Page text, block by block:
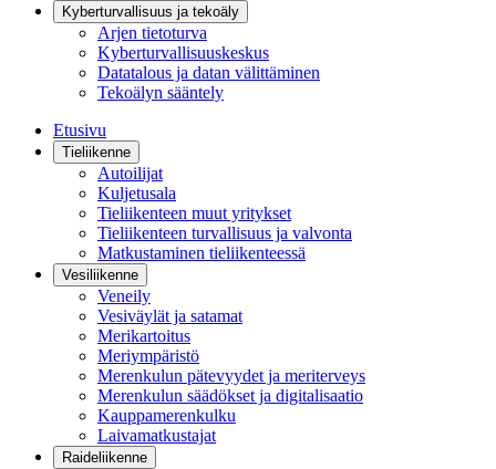
Kyberturvallisuus ja tekoäly
Arjen tietoturva
Kyberturvallisuuskeskus
Datatalous ja datan välittäminen
Tekoälyn sääntely
Etusivu
Tieliikenne
Autoilijat
Kuljetusala
Tieliikenteen muut yritykset
Tieliikenteen turvallisuus ja valvonta
Matkustaminen tieliikenteessä
Vesiliikenne
Veneily
Vesiväylät ja satamat
Merikartoitus
Meriympäristö
Merenkulun pätevyydet ja meriterveys
Merenkulun säädökset ja digitalisaatio
Kauppamerenkulku
Laivamatkustajat
Raideliikenne